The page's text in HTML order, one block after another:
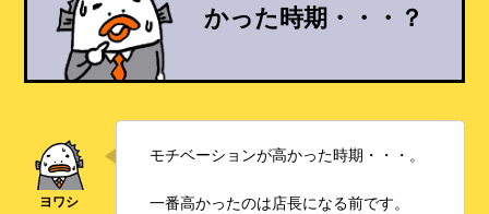
かった時期・・・？
モチベーションが高かった時期・・・。
一番高かったのは店長になる前です。